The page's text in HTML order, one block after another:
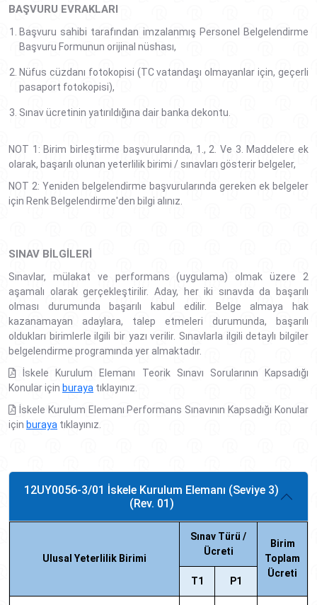
BAŞVURU EVRAKLARI
Başvuru sahibi tarafından imzalanmış Personel Belgelendirme
Başvuru Formunun orijinal nüshası,
Nüfus cüzdanı fotokopisi (TC vatandaşı olmayanlar için, geçerli
pasaport fotokopisi),
Sınav ücretinin yatırıldığına dair banka dekontu.
NOT 1: Birim birleştirme başvurularında, 1., 2. Ve 3. Maddelere ek
olarak, başarılı olunan yeterlilik birimi / sınavları gösterir belgeler,
NOT 2: Yeniden belgelendirme başvurularında gereken ek belgeler
için Renk Belgelendirme'den bilgi alınız.
SINAV BILGILERI
Sınavlar, mülakat ve performans (uygulama) olmak üzere 2
aşamalı olarak gerçekleştirilir. Aday, her iki sınavda da başarılı
olması durumunda başarılı kabul edilir. Belge almaya hak
kazanamayan adaylara, talep etmeleri durumunda, başarılı
oldukları birimlerle ilgili bir yazı verilir. Sınavlarla ilgili detaylı bilgiler
belgelendirme programında yer almaktadır.
İskele Kurulum Elemanı Teorik Sınavı Sorularının Kapsadığı
Konular için buraya tıklayınız.
İskele Kurulum Elemanı Performans Sınavının Kapsadığı Konular
için buraya tıklayınız.
12UY0056-3/01 İskele Kurulum Elemanı (Seviye 3)
(Rev. 01)
Ulusal Yeterlilik Birimi
Sınav Türü /
Ücreti
Birim
Toplam
Ücreti
T1 P1